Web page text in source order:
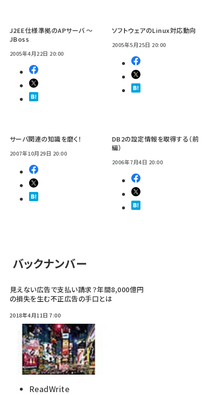
J2EE仕様準拠のAPサーバ 〜
JBoss
2005年4月22日 20:00
ソフトウェアのLinux対応動向
2005年5月25日 20:00
サーバ関連の知識を磨く！
2007年10月29日 20:00
DB2の設定情報を取得する（前
編）
2006年7月4日 20:00
バックナンバー
見えない広告で支払い請求？年間8,000億円
の損失を生む不正広告の手口とは
2018年4月11日 7:00
ReadWrite